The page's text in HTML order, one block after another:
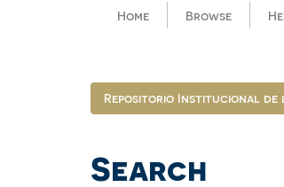
Home Browse
Repositorio Institucional de
Search